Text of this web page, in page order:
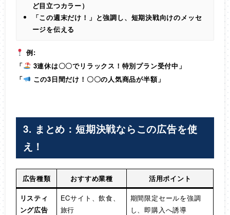
ど目立つカラー）
「この週末だけ！」と強調し、短期決戦向けのメッセ
ージを伝える
例:
「
3連休は〇〇でリラックス！特別プラン受付中」
「
この3日間だけ！〇〇の人気商品が半額」
3. まとめ：短期決戦ならこの広告を使
え！
広告種類 おすすめ業種
活用ポイント
リスティ
ング広告
ECサイト、飲食、
旅行
期間限定セールを強調
し、即購入へ誘導